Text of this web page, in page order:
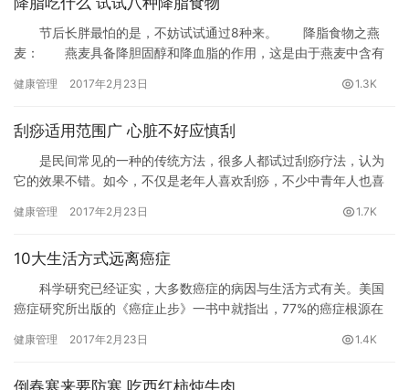
节后长胖最怕的是，不妨试试通过8种来。 降脂食物之燕
麦： 燕麦具备降胆固醇和降血脂的作用，这是由于燕麦中含有
健康管理 2017年2月23日 1.3K
刮痧适用范围广 心脏不好应慎刮
是民间常见的一种的传统方法，很多人都试过刮痧疗法，认为
它的效果不错。如今，不仅是老年人喜欢刮痧，不少中青年人也喜
首选。那么，刮痧是否真能起到防病、治病的效果？刮痧时需要注
健康管理 2017年2月23日 1.7K
10大生活方式远离癌症
科学研究已经证实，大多数癌症的病因与生活方式有关。美国
癌症研究所出版的《癌症止步》一书中就指出，77%的癌症根源在
会主动截断致癌的危险因素。近日，台湾《康健》杂志就刊文指
健康管理 2017年2月23日 1.4K
倒春寒来要防寒 吃西红柿炖牛肉